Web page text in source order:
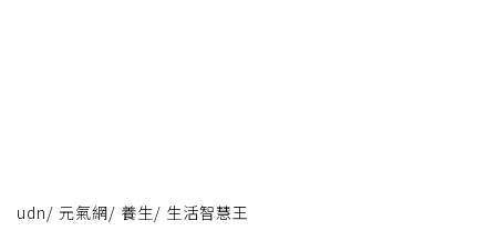
udn/ 元氣網/ 養生/ 生活智慧王